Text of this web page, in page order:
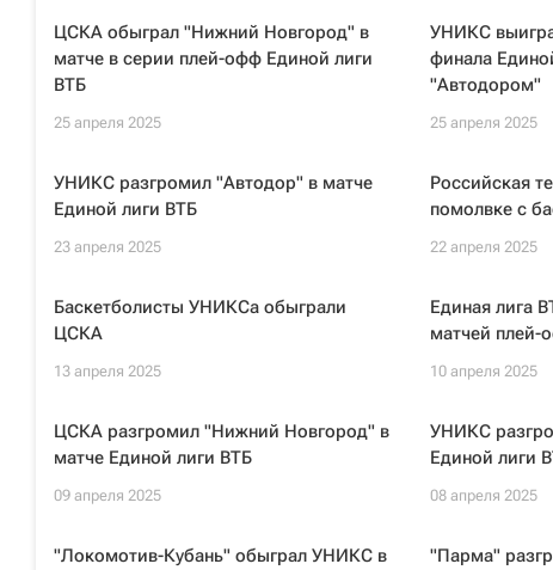
ЦСКА обыграл "Нижний Новгород" в
матче в серии плей-офф Единой лиги
ВТБ
25 апреля 2025
УНИКС
финала
"Автодором"
25 апреля 2025
УНИКС разгромил "Автодор" в матче
Единой лиги ВТБ
23 апреля 2025
Российская
помолвке с
22 апреля 2025
Баскетболисты УНИКСа обыграли
ЦСКА
13 апреля 2025
Единая лига
матчей плей-
10 апреля 2025
ЦСКА разгромил "Нижний Новгород" в
матче Единой лиги ВТБ
09 апреля 2025
УНИКС
Единой лиги
08 апреля 2025
"Локомотив-Кубань" обыграл УНИКС в
"Парма"